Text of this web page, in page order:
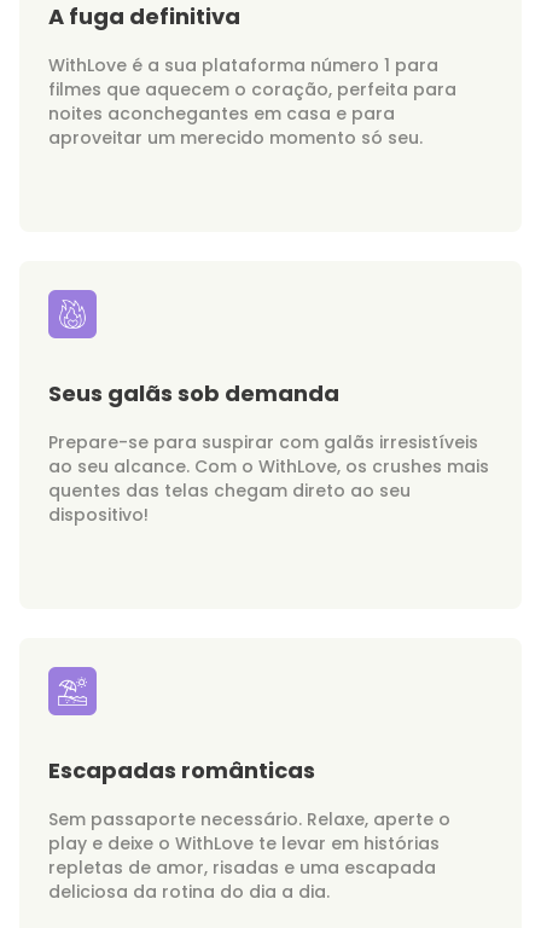
A fuga definitiva
WithLove é a sua plataforma número 1 para
filmes que aquecem o coração, perfeita para
noites aconchegantes em casa e para
aproveitar um merecido momento só seu.
Seus galãs sob demanda
Prepare-se para suspirar com galãs irresistíveis
ao seu alcance. Com o WithLove, os crushes mais
quentes das telas chegam direto ao seu
dispositivo!
Escapadas românticas
Sem passaporte necessário. Relaxe, aperte o
play e deixe o WithLove te levar em histórias
repletas de amor, risadas e uma escapada
deliciosa da rotina do dia a dia.